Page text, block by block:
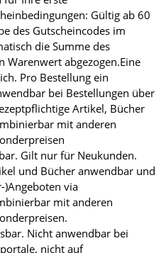
Gültig ab 60
des Gutscheincodes im
die Summe des
Warenwert abgezogen.Eine
Pro Bestellung ein
bei Bestellungen über
Artikel, Bücher
mit anderen
Gilt nur für Neukunden.
und Bücher anwendbar und
)Angeboten via
mit anderen
Nicht anwendbar bei
nicht auf